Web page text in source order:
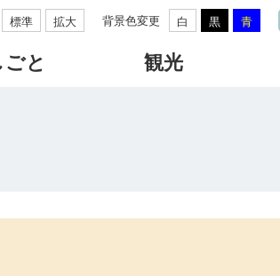
標準 拡大 背景色変更 白 黒 青
ごと 観光